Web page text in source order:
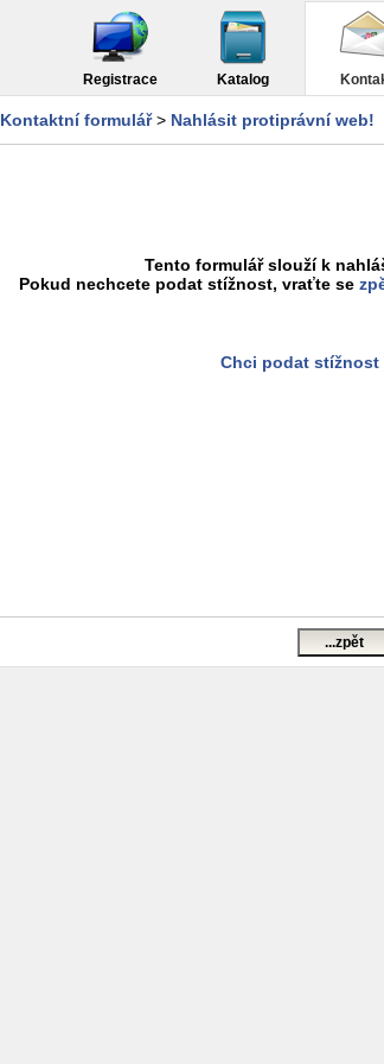
Registrace Katalog
Kontaktní formulář> Nahlásit protiprávní web!
Tento formulář slouží k
Pokud nechcete podat stížnost, vraťte se
Chci podat stížnost